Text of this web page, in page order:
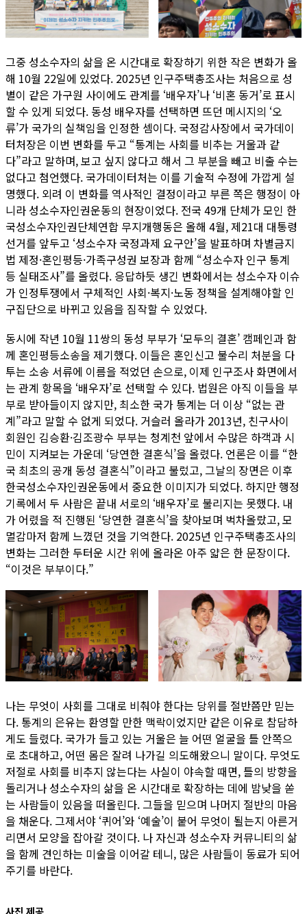
그중 성소수자의 삶을 온 시간대로 확장하기 위한 작은 변화가 올
해 10월 22일에 있었다. 2025년 인구주택총조사는 처음으로 성
별이 같은 가구원 사이에도 관계를 ‘배우자’나 ‘비혼 동거’로 표시
할 수 있게 되었다. 동성 배우자를 선택하면 뜨던 메시지의 ‘오
류’가 국가의 실책임을 인정한 셈이다. 국정감사장에서 국가데이
터처장은 이번 변화를 두고 “통계는 사회를 비추는 거울과 같
다”라고 말하며, 보고 싶지 않다고 해서 그 부분을 빼고 비출 수는
없다고 첨언했다. 국가데이터처는 이를 기술적 수정에 가깝게 설
명했다. 외려 이 변화를 역사적인 결정이라고 부른 쪽은 행정이 아
니라 성소수자인권운동의 현장이었다. 전국 49개 단체가 모인 한
국성소수자인권단체연합 무지개행동은 올해 4월, 제21대 대통령
선거를 앞두고 ‘성소수자 국정과제 요구안’을 발표하며 차별금지
법 제정·혼인평등·가족구성권 보장과 함께 “성소수자 인구 통계
등 실태조사”를 올렸다. 응답하듯 생긴 변화에서는 성소수자 이슈
가 인정투쟁에서 구체적인 사회·복지·노동 정책을 설계해야할 인
구집단으로 바뀌고 있음을 짐작할 수 있었다.
동시에 작년 10월 11쌍의 동성 부부가 ‘모두의 결혼’ 캠페인과 함
께 혼인평등소송을 제기했다. 이들은 혼인신고 불수리 처분을 다
투는 소송 서류에 이름을 적었던 손으로, 이제 인구조사 화면에서
는 관계 항목을 ‘배우자’로 선택할 수 있다. 법원은 아직 이들을 부
부로 받아들이지 않지만, 최소한 국가 통계는 더 이상 “없는 관
계”라고 말할 수 없게 되었다. 거슬러 올라가 2013년, 친구사이
회원인 김승환·김조광수 부부는 청계천 앞에서 수많은 하객과 시
민이 지켜보는 가운데 ‘당연한 결혼식’을 올렸다. 언론은 이를 “한
국 최초의 공개 동성 결혼식”이라고 불렀고, 그날의 장면은 이후
한국성소수자인권운동에서 중요한 이미지가 되었다. 하지만 행정
기록에서 두 사람은 끝내 서로의 ‘배우자’로 불리지는 못했다. 내
가 어렸을 적 진행된 ‘당연한 결혼식’을 찾아보며 벅차올랐고, 모
멸감마저 함께 느꼈던 것을 기억한다. 2025년 인구주택총조사의
변화는 그러한 두터운 시간 위에 올라온 아주 얇은 한 문장이다.
“이것은 부부이다.”
나는 무엇이 사회를 그대로 비춰야 한다는 당위를 절반쯤만 믿는
다. 통계의 은유는 환영할 만한 맥락이었지만 같은 이유로 참담하
게도 들렸다. 국가가 들고 있는 거울은 늘 어떤 얼굴을 틀 안쪽으
로 초대하고, 어떤 몸은 잘려 나가길 의도해왔으니 말이다. 무엇도
저절로 사회를 비추지 않는다는 사실이 야속할 때면, 틀의 방향을
돌리거나 성소수자의 삶을 온 시간대로 확장하는 데에 밤낮을 쏟
는 사람들이 있음을 떠올린다. 그들을 믿으며 나머지 절반의 마음
을 채운다. 그제서야 ‘퀴어’와 ‘예술’이 붙어 무엇이 될는지 아른거
리면서 모양을 잡아갈 것이다. 나 자신과 성소수자 커뮤니티의 삶
을 함께 견인하는 미술을 이어갈 테니, 많은 사람들이 동료가 되어
주기를 바란다.
사진 제공